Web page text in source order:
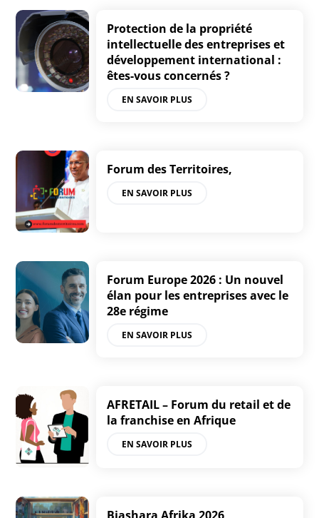
Protection de la propriété
intellectuelle des entreprises et
développement international :
êtes-vous concernés ?
EN SAVOIR PLUS
Forum des Territoires,
EN SAVOIR PLUS
Forum Europe 2026 : Un nouvel
élan pour les entreprises avec le
28e régime
EN SAVOIR PLUS
AFRETAIL – Forum du retail et de
la franchise en Afrique
EN SAVOIR PLUS